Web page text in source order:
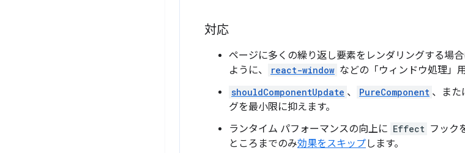
対応
ページに多くの繰り返し要素をレンダリングする場
ように、
react-window などの「ウィンドウ処理」
shouldComponentUpdate 、 PureComponent 、また
グを最小限に抑えます。
ランタイム パフォーマンスの向上に Effect フック
ところまでのみ効果をスキップします。